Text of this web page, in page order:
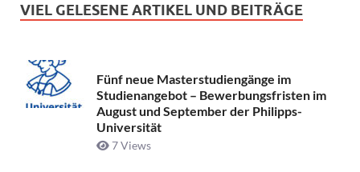
VIEL GELESENE ARTIKEL UND BEITRÄGE
Fünf neue Masterstudiengänge im
Studienangebot – Bewerbungsfristen im
August und September der Philipps-
Universität
7 Views